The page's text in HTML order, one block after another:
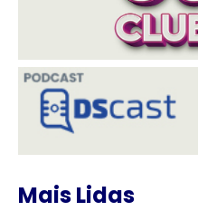
Mais Lidas